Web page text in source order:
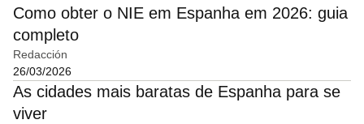
Como obter o NIE em Espanha em 2026: guia
completo
Redacción
26/03/2026
As cidades mais baratas de Espanha para se
viver